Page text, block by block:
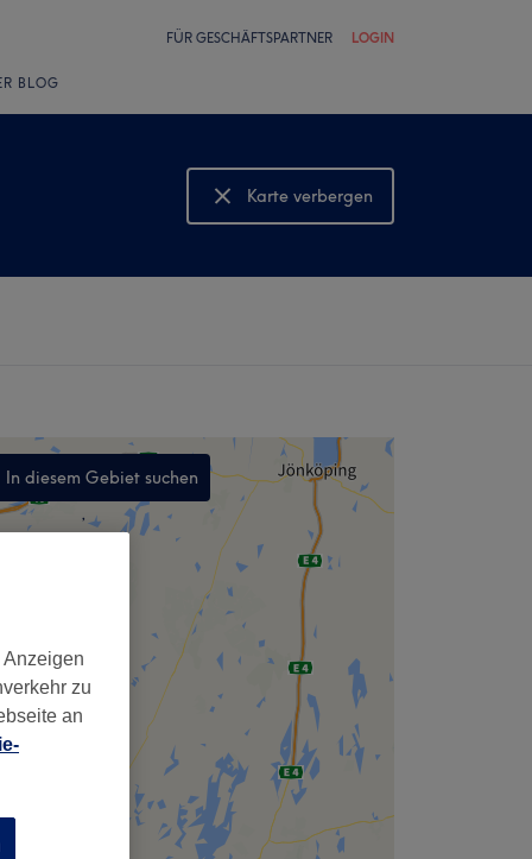
FÜR GESCHÄFTSPARTNER LOGIN
BLOG
Karte verbergen
Karte anzeigen
In diesem Gebiet suchen
,
zu
an